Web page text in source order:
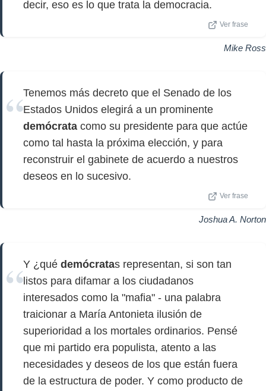
decir, eso es lo que trata la democracia.
Ver frase
Mike Ross
Tenemos más decreto que el Senado de los
Estados Unidos elegirá a un prominente
demócrata como su presidente para que actúe
como tal hasta la próxima elección, y para
reconstruir el gabinete de acuerdo a nuestros
deseos en lo sucesivo.
Ver frase
Joshua A. Norton
Y ¿qué demócratas representan, si son tan
listos para difamar a los ciudadanos
interesados ​​como la "mafia" - una palabra
traicionar a María Antonieta ilusión de
superioridad a los mortales ordinarios. Pensé
que mi partido era populista, atento a las
necesidades y deseos de los que están fuera
de la estructura de poder. Y como producto de